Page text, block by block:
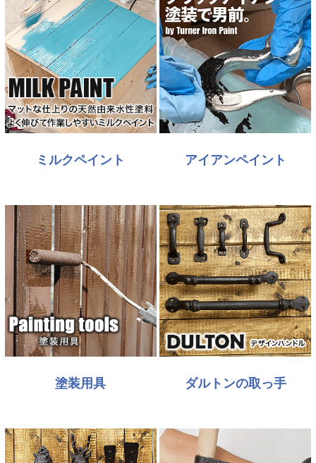
ミルクペイント アイアンペイント
塗装用具 ダルトンの取っ手